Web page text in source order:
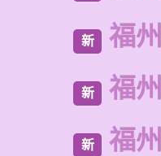
新 福
新 福
新 福